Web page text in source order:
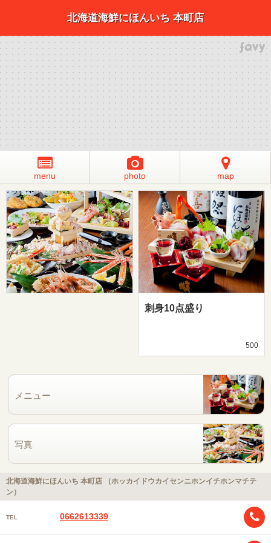
北海道海鮮にほんいち 本町店
menu photo map
刺身10点盛り
500
メニュー
写真
北海道海鮮にほんいち 本町店 （ホッカイドウカイセンニホンイチホンマチテ
ン）
TEL 0662613339